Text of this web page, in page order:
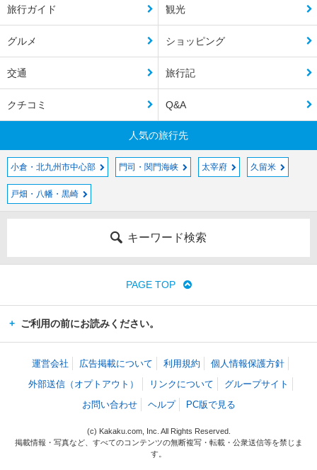
旅行ガイド 観光
グルメ ショッピング
交通 旅行記
クチコミ Q&A
人気の旅行先
小倉・北九州市中心部 門司・関門海峡 太宰府 久留米
戸畑・八幡・黒崎
キーワード検索
PAGE TOP
ご利用の前にお読みください。
運営会社 広告掲載について 利用規約
個人情報保護方針
外部送信（オプトアウト）
リンクについて
グループサイト
お問い合わせ
ヘルプ PC版で見る
(c) Kakaku.com, Inc. All Rights Reserved.
掲載情報・写真など、すべてのコンテンツの無断複写・転載・公衆送信等を禁じま
す。